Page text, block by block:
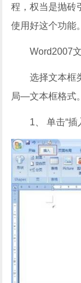
程，权当是抛砖
使用好这个功能。
Word2007
选择文本
局—文本框格式。
1、 单击“插